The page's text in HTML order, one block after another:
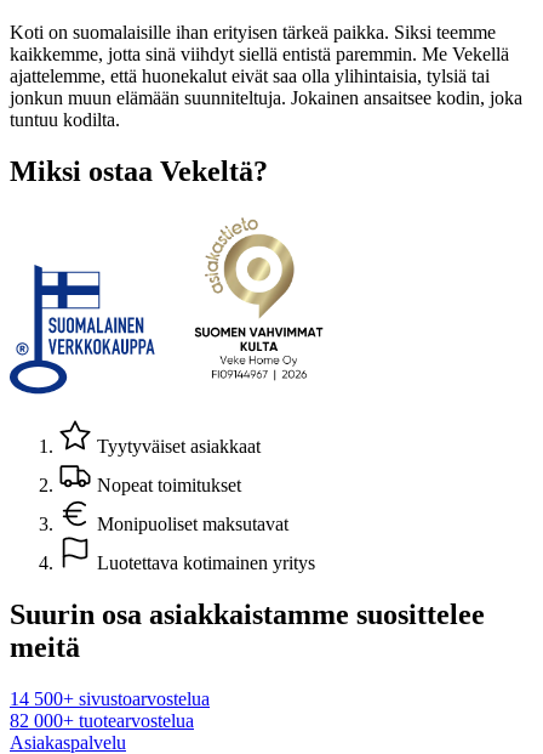
Koti on suomalaisille ihan erityisen tärkeä paikka. Siksi teemme
kaikkemme, jotta sinä viihdyt siellä entistä paremmin. Me Vekellä
ajattelemme, että huonekalut eivät saa olla ylihintaisia, tylsiä tai
jonkun muun elämään suunniteltuja. Jokainen ansaitsee kodin, joka
tuntuu kodilta.
Miksi ostaa Vekeltä?
Tyytyväiset asiakkaat
Nopeat toimitukset
Monipuoliset maksutavat
Luotettava kotimainen yritys
Suurin osa asiakkaistamme suosittelee
meitä
14 500+ sivustoarvostelua
82 000+ tuotearvostelua
Asiakaspalvelu